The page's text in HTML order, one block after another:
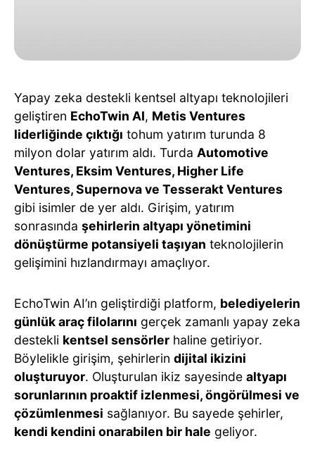
Yapay zeka destekli kentsel altyapı teknolojileri
geliştiren EchoTwin AI, Metis Ventures
liderliğinde çıktığı tohum yatırım turunda 8
milyon dolar yatırım aldı. Turda Automotive
Ventures, Eksim Ventures, Higher Life
Ventures, Supernova ve Tesserakt Ventures
gibi isimler de yer aldı. Girişim, yatırım
sonrasında şehirlerin altyapı yönetimini
dönüştürme potansiyeli taşıyan teknolojilerin
gelişimini hızlandırmayı amaçlıyor.
EchoTwin AI’ın geliştirdiği platform, belediyelerin
günlük araç filolarını gerçek zamanlı yapay zeka
destekli kentsel sensörler haline getiriyor.
Böylelikle girişim, şehirlerin dijital ikizini
oluşturuyor. Oluşturulan ikiz sayesinde altyapı
sorunlarının proaktif izlenmesi, öngörülmesi ve
çözümlenmesi sağlanıyor. Bu sayede şehirler,
kendi kendini onarabilen bir hale geliyor.